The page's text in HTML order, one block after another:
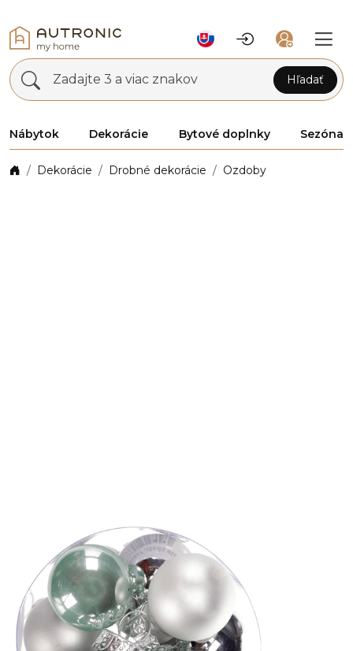
Zadajte 3 a viac znakov Hľadať
Nábytok Dekorácie Bytové doplnky Sezóna
Dekorácie Drobné dekorácie Ozdoby